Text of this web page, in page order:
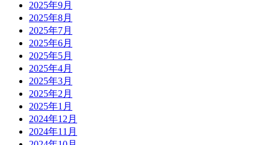
2025年9月
2025年8月
2025年7月
2025年6月
2025年5月
2025年4月
2025年3月
2025年2月
2025年1月
2024年12月
2024年11月